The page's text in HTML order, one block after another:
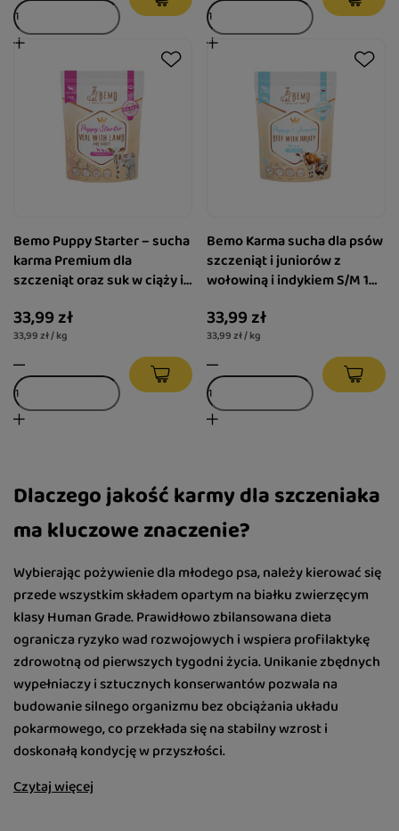
Bemo Puppy Starter – sucha
karma Premium dla
szczeniąt oraz suk w ciąży i
33,99 zł
33,99 zł / kg
Bemo Karma sucha dla psów
szczeniąt i juniorów z
wołowiną i indykiem S/M 1
33,99 zł
33,99 zł / kg
Dlaczego jakość karmy dla szczeniaka
ma kluczowe znaczenie?
Wybierając pożywienie dla młodego psa, należy kierować się
przede wszystkim składem opartym na białku zwierzęcym
klasy Human Grade. Prawidłowo zbilansowana dieta
ogranicza ryzyko wad rozwojowych i wspiera profilaktykę
zdrowotną od pierwszych tygodni życia. Unikanie zbędnych
wypełniaczy i sztucznych konserwantów pozwala na
budowanie silnego organizmu bez obciążania układu
pokarmowego, co przekłada się na stabilny wzrost i
doskonałą kondycję w przyszłości.
Czytaj więcej